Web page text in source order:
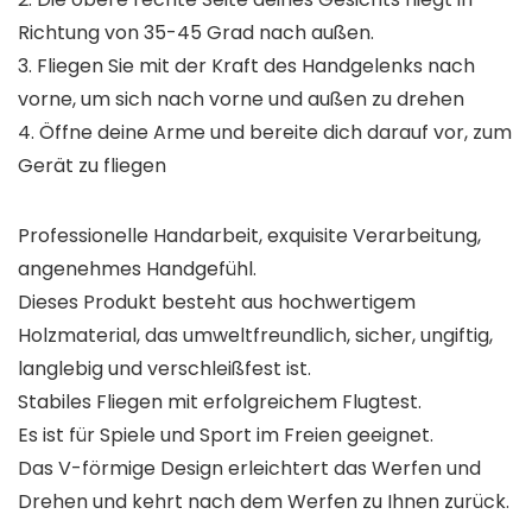
Richtung von 35-45 Grad nach außen.
3. Fliegen Sie mit der Kraft des Handgelenks nach
vorne, um sich nach vorne und außen zu drehen
4. Öffne deine Arme und bereite dich darauf vor, zum
Gerät zu fliegen
Professionelle Handarbeit, exquisite Verarbeitung,
angenehmes Handgefühl.
Dieses Produkt besteht aus hochwertigem
Holzmaterial, das umweltfreundlich, sicher, ungiftig,
langlebig und verschleißfest ist.
Stabiles Fliegen mit erfolgreichem Flugtest.
Es ist für Spiele und Sport im Freien geeignet.
Das V-förmige Design erleichtert das Werfen und
Drehen und kehrt nach dem Werfen zu Ihnen zurück.